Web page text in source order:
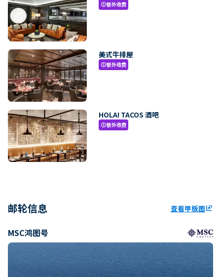
paid额外收费
美式牛排屋
paid额外收费
HOLA! TACOS 酒吧
paid额外收费
邮轮信息 查看甲板图ungroup
MSC鸿图号